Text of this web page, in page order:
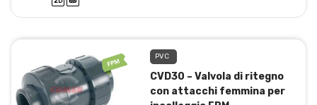
PVC
CVD30 – Valvola di ritegno
con attacchi femmina per